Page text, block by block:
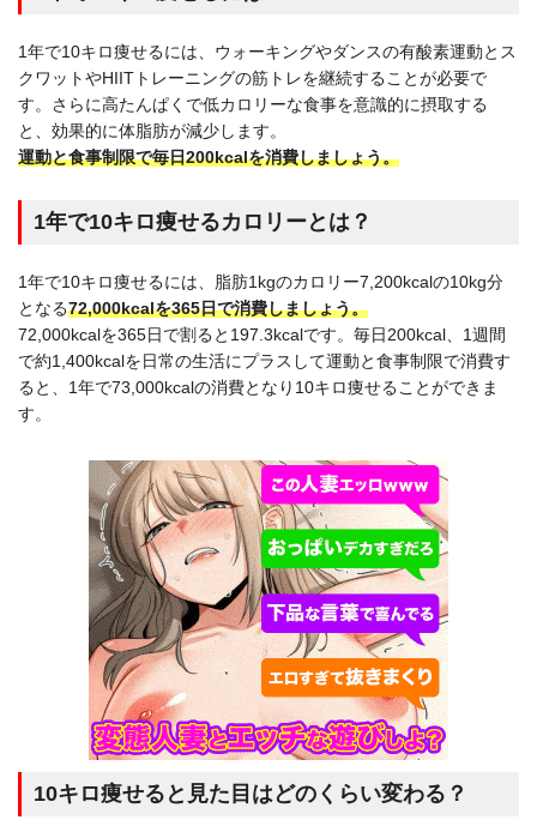
1年で10キロ痩せるには、ウォーキングやダンスの有酸素運動とス
クワットやHIITトレーニングの筋トレを継続することが必要で
す。さらに高たんぱくで低カロリーな食事を意識的に摂取する
と、効果的に体脂肪が減少します。
運動と食事制限で毎日200kcalを消費しましょう。
1年で10キロ痩せるカロリーとは？
1年で10キロ痩せるには、脂肪1kgのカロリー7,200kcalの10kg分
となる72,000kcalを365日で消費しましょう。
72,000kcalを365日で割ると197.3kcalです。毎日200kcal、1週間
で約1,400kcalを日常の生活にプラスして運動と食事制限で消費す
ると、1年で73,000kcalの消費となり10キロ痩せることができま
す。
10キロ痩せると見た目はどのくらい変わる？